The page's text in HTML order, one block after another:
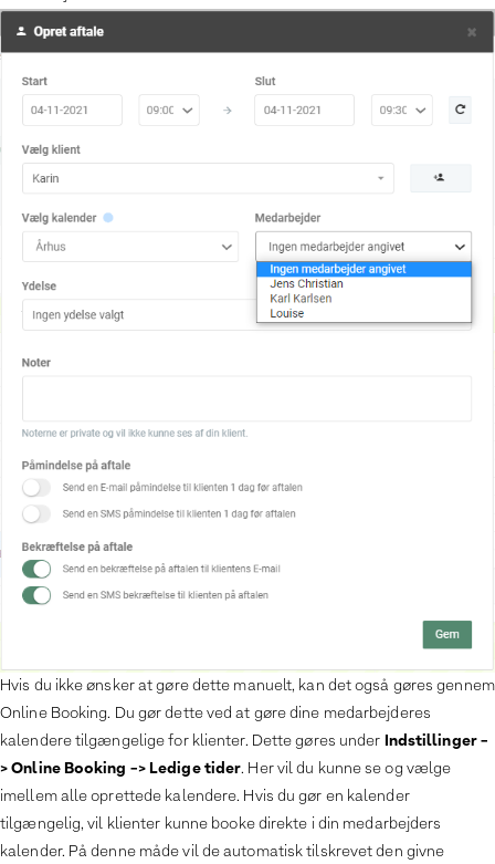
Hvis du ikke ønsker at gøre dette manuelt, kan det også gøres gennem
Online Booking. Du gør dette ved at gøre dine medarbejderes
kalendere tilgængelige for klienter. Dette gøres under Indstillinger -
> Online Booking -> Ledige tider. Her vil du kunne se og vælge
imellem alle oprettede kalendere. Hvis du gør en kalender
tilgængelig, vil klienter kunne booke direkte i din medarbejders
kalender. På denne måde vil de automatisk tilskrevet den givne